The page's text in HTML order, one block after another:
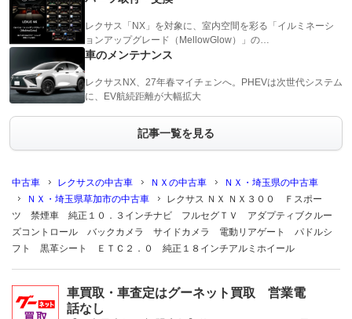
レクサス「NX」を対象に、室内空間を彩る「イルミネーシ
ョンアップグレード（MellowGlow）」の…
車のメンテナンス
レクサスNX、27年春マイチェンへ。PHEVは次世代システム
に、EV航続距離が大幅拡大
記事一覧を見る
中古車 レクサスの中古車 ＮＸの中古車
ＮＸ・埼玉県の中古車
ＮＸ・埼玉県草加市の中古車
レクサス ＮＸ ＮＸ３００ Ｆスポー
ツ 禁煙車 純正１０．３インチナビ フルセグＴＶ アダプティブクルー
ズコントロール バックカメラ サイドカメラ 電動リアゲート パドルシ
フト 黒革シート ＥＴＣ２．０ 純正１８インチアルミホイール
車買取・車査定はグーネット買取 営業電
話なし